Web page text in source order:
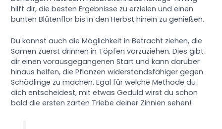
hilft dir, die besten Ergebnisse zu erzielen und einen
bunten Blütenflor bis in den Herbst hinein zu genießen.
Du kannst auch die Möglichkeit in Betracht ziehen, die
Samen zuerst drinnen in Töpfen vorzuziehen. Dies gibt
dir einen vorausgegangenen Start und kann darüber
hinaus helfen, die Pflanzen widerstandsfähiger gegen
Schädlinge zu machen. Egal für welche Methode du
dich entscheidest, mit etwas Geduld wirst du schon
bald die ersten zarten Triebe deiner Zinnien sehen!